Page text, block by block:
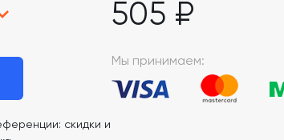
505 ₽
скидки и
Мы принимаем: